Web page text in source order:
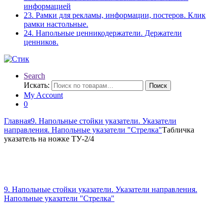
информацией
23. Рамки для рекламы, информации, постеров. Клик
рамки настольные.
24. Напольные ценникодержатели. Держатели
ценников.
Search
Искать:
Поиск
My Account
0
Главная9. Напольные стойки указатели. Указатели
направления. Напольные указатели "Стрелка"Табличка
указатель на ножке ТУ-2/4
9. Напольные стойки указатели. Указатели направления.
Напольные указатели "Стрелка"